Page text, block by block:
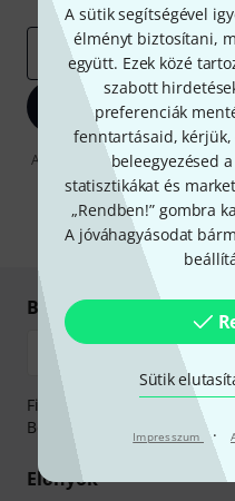
A sütik segítségével
élményt biztosítani,
együtt. Ezek közé
szabott
preferenciák
fenntartásaid, kérjük,
beleegyezésed
statisztikákat és
„Rendben!” gombra
A jóváhagyásodat
Sütik
Impresszum ·
e-mail cím*
A "Bejelentkezés" gombra
önnek hirdetéseket. Bármikor
információkat azdata
*
Biztonságos vásárlás
Fizessen biztonságosan,
Betéti- vagy hitelkártya
Előnyök